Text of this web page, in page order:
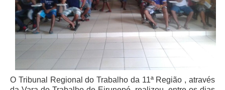
Juízes Substitutos
Diretores
Comitês
Comitê Gestor Regional do PJe
Comitê Gestor Regional do e-Gestão e de Tabelas
Processuais Unificadas
O Tribunal Regional do Trabalho da 11ª Região , através